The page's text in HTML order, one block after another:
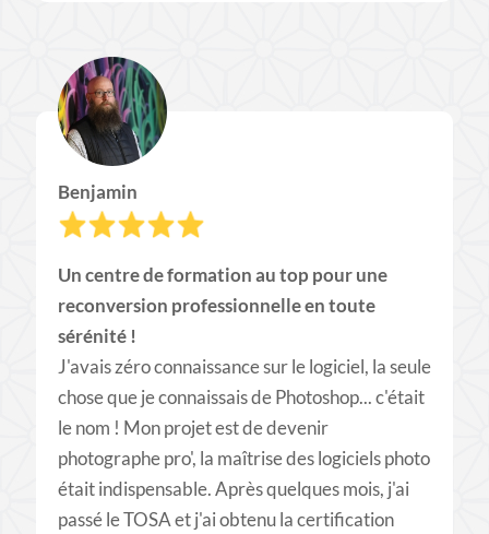
Benjamin
Un centre de formation au top pour une
reconversion professionnelle en toute
sérénité !
J'avais zéro connaissance sur le logiciel, la seule
chose que je connaissais de Photoshop... c'était
le nom ! Mon projet est de devenir
photographe pro', la maîtrise des logiciels photo
était indispensable. Après quelques mois, j'ai
passé le TOSA et j'ai obtenu la certification